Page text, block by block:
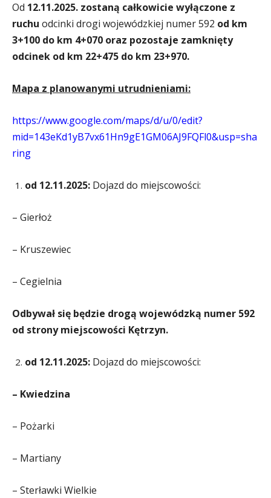
Od 12.11.2025. zostaną całkowicie wyłączone z
ruchu odcinki drogi wojewódzkiej numer 592 od km
3+100 do km 4+070 oraz pozostaje zamknięty
odcinek od km 22+475 do km 23+970.
Mapa z planowanymi utrudnieniami:
https://www.google.com/maps/d/u/0/edit?
mid=143eKd1yB7vx61Hn9gE1GM06AJ9FQFl0&usp=sha
ring
od 12.11.2025: Dojazd do miejscowości:
– Gierłoż
– Kruszewiec
– Cegielnia
Odbywał się będzie drogą wojewódzką numer 592
od strony miejscowości Kętrzyn.
od 12.11.2025: Dojazd do miejscowości:
– Kwiedzina
– Pożarki
– Martiany
– Sterławki Wielkie